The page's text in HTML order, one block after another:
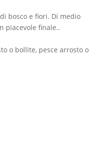
bosco e fiori. Di medio
piacevole finale..
o bollite, pesce arrosto o